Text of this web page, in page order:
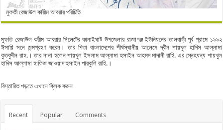
মুফতী রেজাউল কারীম আবরার পরিচিতি
মুফতি রেজাউল করীম আবরার সিলেটের কানাইঘাট উপজেলার রাজাগঞ্জ ইউনিয়নের তালবাড়ী পূর্ব গ্রামে ১৯৯২
ঈসায়ি সনে জন্মগ্রহণ করেন। তার পিতা বাংলাদেশের শীর্ষস্থানীয় আলেমে দ্বীন শায়খুল হাদিস আল্লামা
কুতবুদ্দীন রাহ.। তার নানা হলেন শায়খুল ইসলাম আল্লামা হুসাইন আহমদ মাদানী রাহি. এর স্নেহধন্য শায়খুল
হাদিস আল্লামা হাফিজ জাওয়াদ হুসাইন পারকুলি রাহি.।
বিস্তারিত পড়তে এখানে ক্লিক করুন
Recent Popular Comments